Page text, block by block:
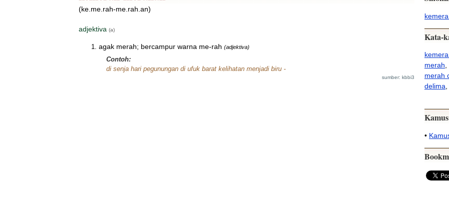
(ke.me.rah-me.rah.an)
adjektiva (a)
agak merah; bercampur warna me-rah (adjektiva)
Contoh:
di senja hari pegunungan di ufuk barat kelihatan menjadi biru -
sumber: kbbi3
Kata-
merah
merah
delima
•